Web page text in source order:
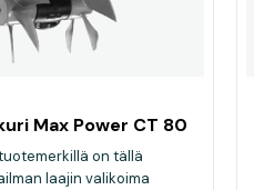
Max Power CT 80
on tällä
laajin valikoima